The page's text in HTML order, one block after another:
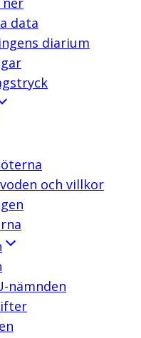
data
diarium
och villkor
nämnden